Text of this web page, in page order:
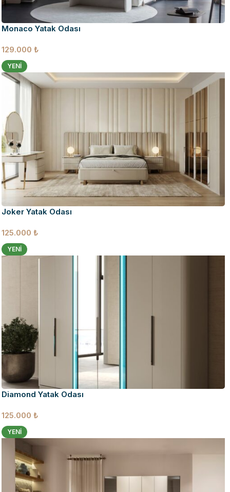
Monaco Yatak Odası
129.000₺
YENI
Joker Yatak Odası
125.000₺
YENI
Diamond Yatak Odası
125.000₺
YENI